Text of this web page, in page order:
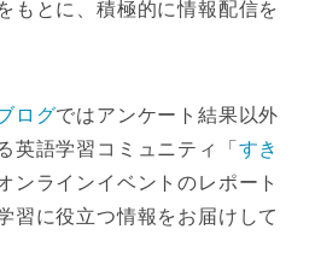
もとに、積極的に情報配信を
ログではアンケート結果以外
英語学習コミュニティ「 すき
ンラインイベントのレポート
習に役立つ情報をお届けして